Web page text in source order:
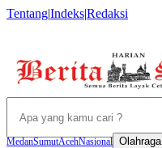
Tentang|Indeks|Redaksi
MedanSumutAcehNasional Olahraga